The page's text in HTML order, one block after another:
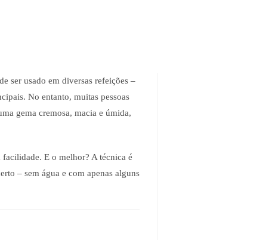
ser usado em diversas refeições –
No entanto, muitas pessoas
gema cremosa, macia e úmida,
E o melhor? A técnica é
– sem água e com apenas alguns